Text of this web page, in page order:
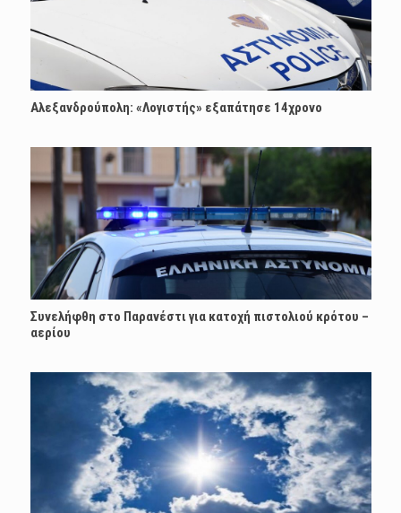
Αλεξανδρούπολη: «Λογιστής» εξαπάτησε 14χρονο
Συνελήφθη στο Παρανέστι για κατοχή πιστολιού κρότου –
αερίου